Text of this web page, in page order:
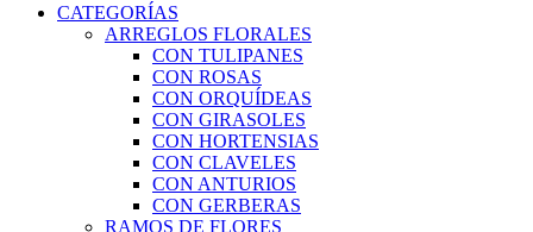
CATEGORÍAS
ARREGLOS FLORALES
CON TULIPANES
CON ROSAS
CON ORQUÍDEAS
CON GIRASOLES
CON HORTENSIAS
CON CLAVELES
CON ANTURIOS
CON GERBERAS
RAMOS DE FLORES